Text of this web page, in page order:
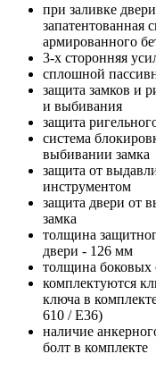
при заливке
запатентованная
армированного
3-х сторонняя
сплошной
защита замков и
и выбивания
защита
система
выбивании замка
защита от
инструментом
защита двери от
замка
толщина
двери - 126 мм
толщина боковых
комплектуются
ключа в
610 / E36)
наличие
болт в комплекте